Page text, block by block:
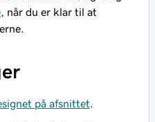
, når du er klar til at
på afsnittet.